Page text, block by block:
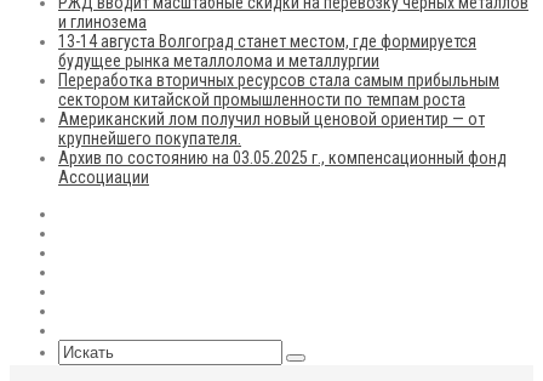
и глинозема
13-14 августа Волгоград станет местом, где формируется
будущее рынка металлолома и металлургии
Переработка вторичных ресурсов стала самым прибыльным
сектором китайской промышленности по темпам роста
Американский лом получил новый ценовой ориентир — от
крупнейшего покупателя.
Архив по состоянию на 03.05.2025 г., компенсационный фонд
Ассоциации
Искать